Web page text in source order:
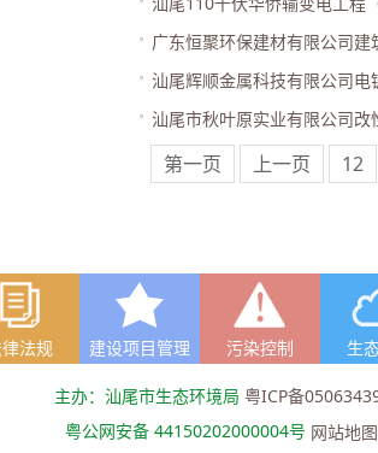
广东恒聚环保建材有限公司
汕尾辉顺金属科技有限公司
汕尾市秋叶原实业有限公司
第一页 上一页 12
法规 建设项目管理 污染控制 生
主办：汕尾市生态环境局粤ICP备
粤公网安备 44150202000004号 网站地图